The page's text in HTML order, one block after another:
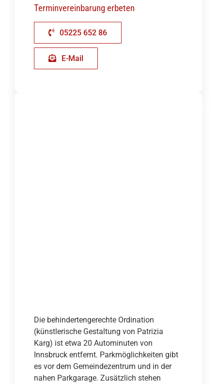
Terminvereinbarung erbeten
05225 652 86
E-Mail
Die behindertengerechte Ordination
(künstlerische Gestaltung von Patrizia
Karg) ist etwa 20 Autominuten von
Innsbruck entfernt. Parkmöglichkeiten gibt
es vor dem Gemeindezentrum und in der
nahen Parkgarage. Zusätzlich stehen